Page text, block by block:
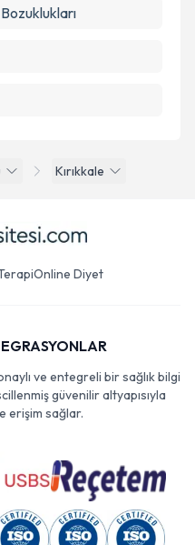
Kırıkkale
Online Diyet
ve entegreli bir sağlık bilgi
güvenilir altyapısıyla
erişim sağlar.